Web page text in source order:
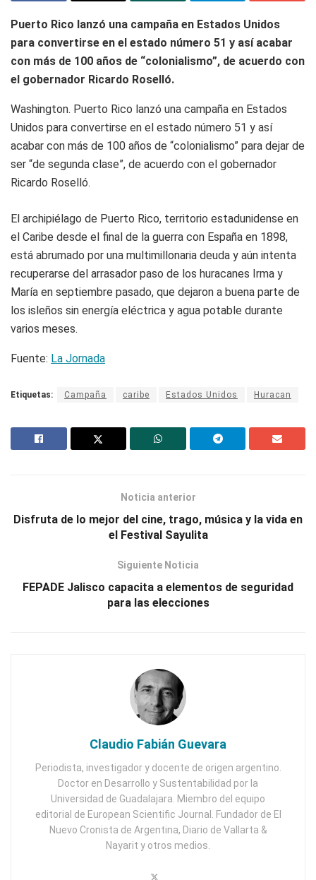
Puerto Rico lanzó una campaña en Estados Unidos
para convertirse en el estado número 51 y así acabar
con más de 100 años de “colonialismo”, de acuerdo con
el gobernador Ricardo Roselló.
Washington. Puerto Rico lanzó una campaña en Estados
Unidos para convertirse en el estado número 51 y así
acabar con más de 100 años de “colonialismo” para dejar de
ser “de segunda clase”, de acuerdo con el gobernador
Ricardo Roselló.
El archipiélago de Puerto Rico, territorio estadunidense en
el Caribe desde el final de la guerra con España en 1898,
está abrumado por una multimillonaria deuda y aún intenta
recuperarse del arrasador paso de los huracanes Irma y
María en septiembre pasado, que dejaron a buena parte de
los isleños sin energía eléctrica y agua potable durante
varios meses.
Fuente: La Jornada
Etiquetas: Campaña caribe Estados Unidos Huracan
Noticia anterior
Disfruta de lo mejor del cine, trago, música y la vida en
el Festival Sayulita
Siguiente Noticia
FEPADE Jalisco capacita a elementos de seguridad
para las elecciones
Claudio Fabián Guevara
Periodista, investigador y docente de origen argentino.
Doctor en Desarrollo y Sustentabilidad por la
Universidad de Guadalajara. Miembro del equipo
editorial de European Scientific Journal. Fundador de El
Nuevo Cronista de Argentina, Diario de Vallarta &
Nayarit y otros medios.